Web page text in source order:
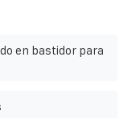
en bastidor para